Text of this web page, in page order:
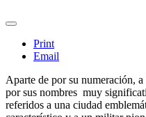
Print
Email
Aparte de por su numeración,
por sus nombres muy
referidos a una ciudad